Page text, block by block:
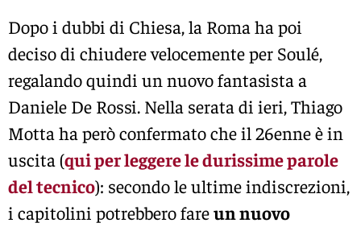
Dopo i dubbi di Chiesa, la Roma ha poi
deciso di chiudere velocemente per Soulé,
regalando quindi un nuovo fantasista a
Daniele De Rossi. Nella serata di ieri, Thiago
Motta ha però confermato che il 26enne è in
uscita (qui per leggere le durissime parole
del tecnico): secondo le ultime indiscrezioni,
i capitolini potrebbero fareun nuovo